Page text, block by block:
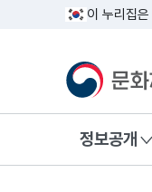
이 누리집
문화체
정보공개